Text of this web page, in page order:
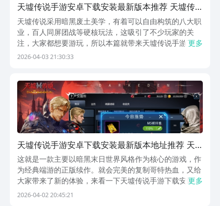
天墟传说手游安卓下载安装最新版本推荐 天墟传
说游戏手机版下载地址指引
天墟传说采用暗黑废土美学‌，有着可以自由构筑的八大职
业，百人同屏团战等硬核玩法，这吸引了不少玩家的关
注，大家都想要游玩，所以本篇就带来天墟传说手游下载
安装最新版的分享，帮助大家进入到这个血月笼罩的残酷
#《...
更多
2026-04-03 21:30:33
天墟传说手游安卓下载安装最新版本地址推荐 天
墟传说游戏手机版下载地址分享
这就是一款主要以暗黑末日世界风格作为核心的游戏，作
为经典端游的正版续作。就会完美的复制哥特热血，又给
大家带来了新的体验，来看一下天墟传说手游下载安装最
新版。地址，如果玩家想要下载这款游戏，那通过以下的
更多
2026-04-02 20:45:21